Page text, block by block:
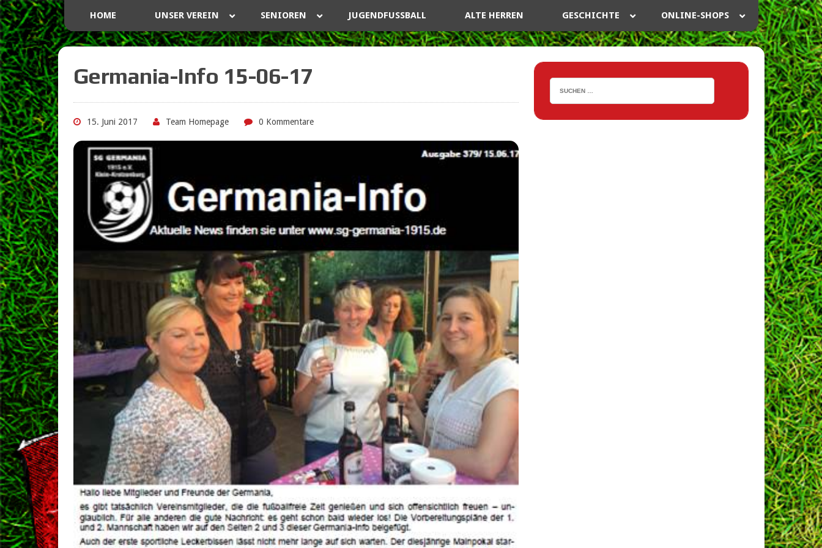
HOME UNSER VEREIN SENIOREN JUGENDFUSSBALL ALTE HERREN GESCHICHTE ONLINE-SHOPS
Germania-Info 15-06-17
15. Juni 2017 Team Homepage 0 Kommentare